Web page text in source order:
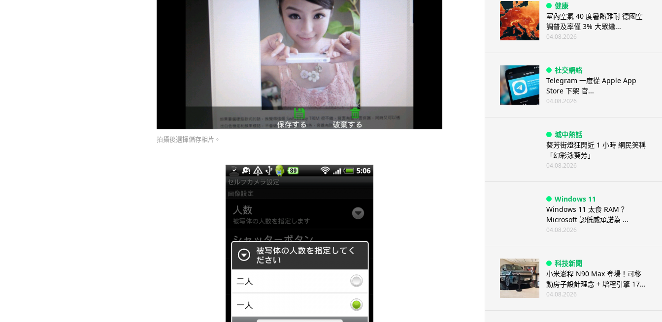
拍攝後選擇儲存相片。
健康
室內空氣 40 度暑熱難耐 德國空
調普及率僅 3% 大眾繼...
04.08.2026
社交網絡
Telegram 一度從 Apple App
Store 下架 官...
04.08.2026
城中熱話
葵芳街燈狂閃近 1 小時 網民笑稱
「幻彩泳葵芳」
04.08.2026
Windows 11
Windows 11 太食 RAM？
Microsoft 認低威承諾為 ...
04.08.2026
科技新聞
小米澎程 N90 Max 登場！可移
動房子設計理念 + 增程引擎 17...
04.08.2026